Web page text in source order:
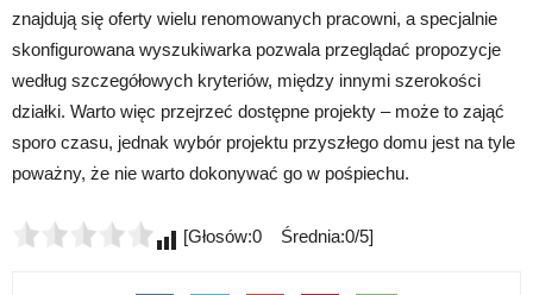
znajdują się oferty wielu renomowanych pracowni, a specjalnie
skonfigurowana wyszukiwarka pozwala przeglądać propozycje
według szczegółowych kryteriów, między innymi szerokości
działki. Warto więc przejrzeć dostępne projekty – może to zająć
sporo czasu, jednak wybór projektu przyszłego domu jest na tyle
poważny, że nie warto dokonywać go w pośpiechu.
[Głosów:0 Średnia:0/5]